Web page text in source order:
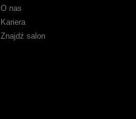
O nas
Kariera
Znajdź salon